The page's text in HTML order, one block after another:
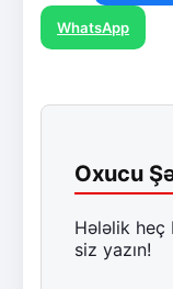
WhatsApp
Oxucu
Hələlik heç
siz yazın!